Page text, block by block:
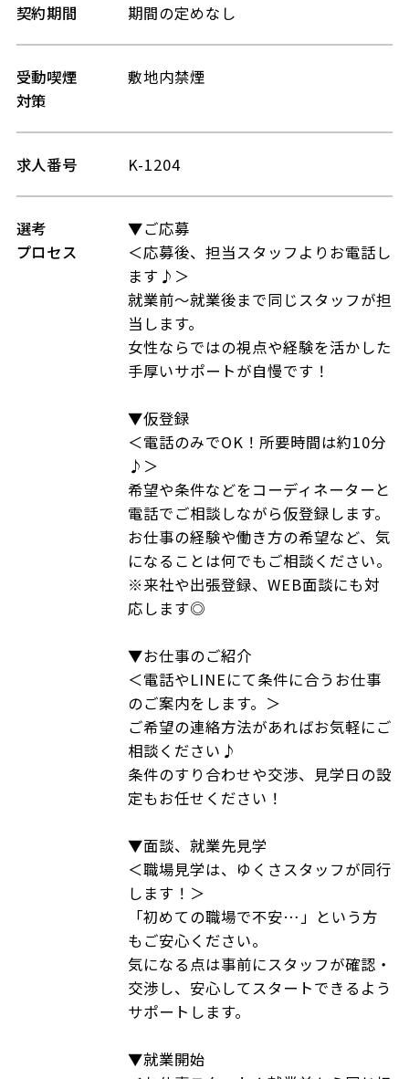
契約期間 期間の定めなし
受動喫煙
対策
敷地内禁煙
求人番号 K-1204
選考
プロセス
▼ご応募
＜応募後、担当スタッフよりお電話し
ます♪＞
就業前～就業後まで同じスタッフが担
当します。
女性ならではの視点や経験を活かした
手厚いサポートが自慢です！
▼仮登録
＜電話のみでOK！所要時間は約10分
♪＞
希望や条件などをコーディネーターと
電話でご相談しながら仮登録します。
お仕事の経験や働き方の希望など、気
になることは何でもご相談ください。
※来社や出張登録、WEB面談にも対
応します◎
▼お仕事のご紹介
＜電話やLINEにて条件に合うお仕事
のご案内をします。＞
ご希望の連絡方法があればお気軽にご
相談ください♪
条件のすり合わせや交渉、見学日の設
定もお任せください！
▼面談、就業先見学
＜職場見学は、ゆくさスタッフが同行
します！＞
「初めての職場で不安…」という方
もご安心ください。
気になる点は事前にスタッフが確認・
交渉し、安心してスタートできるよう
サポートします。
▼就業開始